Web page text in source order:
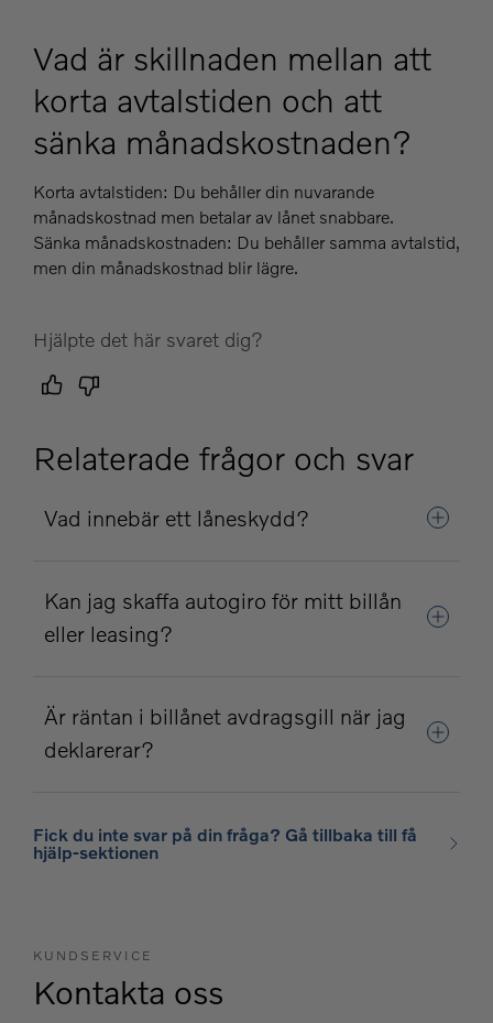
Vad är skillnaden mellan att
korta avtalstiden och att
sänka månadskostnaden?
Korta avtalstiden: Du behåller din nuvarande
månadskostnad men betalar av lånet snabbare.
Sänka månadskostnaden: Du behåller samma avtalstid,
men din månadskostnad blir lägre.
Hjälpte det här svaret dig?
Relaterade frågor och svar
Vad innebär ett låneskydd?
Kan jag skaffa autogiro för mitt billån
eller leasing?
Är räntan i billånet avdragsgill när jag
deklarerar?
Fick du inte svar på din fråga? Gå tillbaka till få
hjälp-sektionen
KUNDSERVICE
Kontakta oss